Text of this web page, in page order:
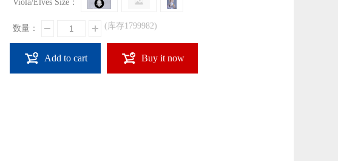
Viola/Elves Size：
数量： (库存1799982)
Add to cart Buy it now